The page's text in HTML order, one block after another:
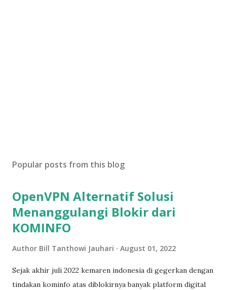
Popular posts from this blog
OpenVPN Alternatif Solusi
Menanggulangi Blokir dari
KOMINFO
Author Bill Tanthowi Jauhari August 01, 2022
Sejak akhir juli 2022 kemaren indonesia di gegerkan dengan
tindakan kominfo atas diblokirnya banyak platform digital